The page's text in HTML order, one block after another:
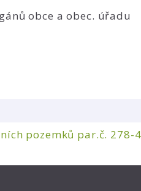
obce a obec. úřadu
pozemků par.č. 278-